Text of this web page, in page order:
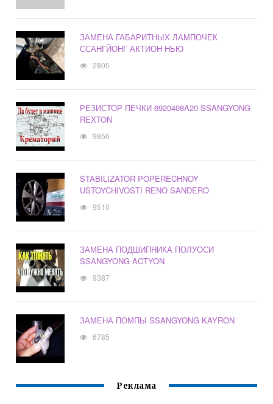
ЗАМЕНА ГАБАРИТНЫХ ЛАМПОЧЕК
ССАНГЙОНГ АКТИОН НЬЮ
2805
РЕЗИСТОР ПЕЧКИ 6920408A20 SSANGYONG
REXTON
9856
STABILIZATOR POPERECHNOY
USTOYCHIVOSTI RENO SANDERO
9510
ЗАМЕНА ПОДШИПНИКА ПОЛУОСИ
SSANGYONG ACTYON
9387
ЗАМЕНА ПОМПЫ SSANGYONG KAYRON
6785
Реклама